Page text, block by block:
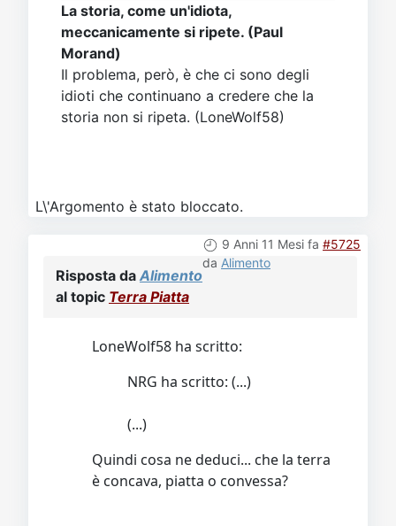
La storia, come un'idiota,
meccanicamente si ripete. (Paul
Morand)
Il problema, però, è che ci sono degli
idioti che continuano a credere che la
storia non si ripeta. (LoneWolf58)
L\'Argomento è stato bloccato.
9 Anni 11 Mesi fa #5725
da Alimento
Risposta da Alimento
al topic Terra Piatta
LoneWolf58 ha scritto:
NRG ha scritto: (...)
(...)
Quindi cosa ne deduci... che la terra
è concava, piatta o convessa?